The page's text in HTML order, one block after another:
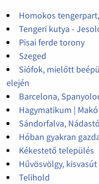
Homokos
Tengeri kutya -
Pisai ferde torony
Szeged
Siófok, mielőtt
elején
Barcelona,
Hagymatikum |
Sándorfalva, Nádastó
Hóban gyakran
Kékestető település
Hűvösvölgy, kisvasút
Telihold